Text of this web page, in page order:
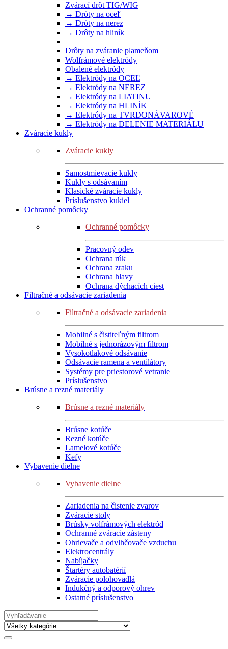
Zvárací drôt TIG/WIG
→ Drôty na oceľ
→ Drôty na nerez
→ Drôty na hliník
Drôty na zváranie plameňom
Wolfrámové elektródy
Obalené elektródy
→ Elektródy na OCEĽ
→ Elektródy na NEREZ
→ Elektródy na LIATINU
→ Elektródy na HLINÍK
→ Elektródy na TVRDONÁVAROVÉ
→ Elektródy na DELENIE MATERIÁLU
Zváracie kukly
Zváracie kukly
Samostmievacie kukly
Kukly s odsávaním
Klasické zváracie kukly
Príslušenstvo kukiel
Ochranné pomôcky
Ochranné pomôcky
Pracovný odev
Ochrana rúk
Ochrana zraku
Ochrana hlavy
Ochrana dýchacích ciest
Filtračné a odsávacie zariadenia
Filtračné a odsávacie zariadenia
Mobilné s čistiteľným filtrom
Mobilné s jednorázovým filtrom
Vysokotlakové odsávanie
Odsávacie ramena a ventilátory
Systémy pre priestorové vetranie
Príslušenstvo
Brúsne a rezné materiály
Brúsne a rezné materiály
Brúsne kotúče
Rezné kotúče
Lamelové kotúče
Kefy
Vybavenie dielne
Vybavenie dielne
Zariadenia na čistenie zvarov
Zváracie stoly
Brúsky volfrámových elektród
Ochranné zváracie zásteny
Ohrievače a odvlhčovače vzduchu
Elektrocentrály
Nabíjačky
Štartéry autobatérií
Zváracie polohovadlá
Indukčný a odporový ohrev
Ostatné príslušenstvo
Search
for: